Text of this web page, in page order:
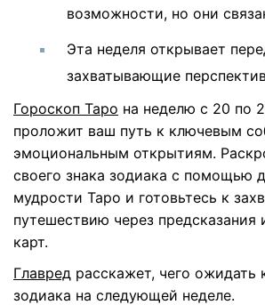
возможности, но они
Эта неделя открывает
захватывающие
Гороскоп Таро на неделю с 20 по
проложит ваш путь к ключевым
эмоциональным открытиям.
своего знака зодиака с помощью
мудрости Таро и готовьтесь к
путешествию через предсказания
карт.
Главред расскажет, чего ожидать
зодиака на следующей неделе.